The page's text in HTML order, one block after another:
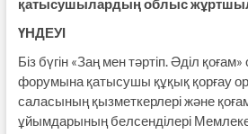
қатысушылардың облыс
ҮНДЕУІ
Біз бүгін «Заң мен тәртіп. Әділ
форумына қатысушы құқық қорғау
саласының қызметкерлері және
ұйымдарының белсенділері